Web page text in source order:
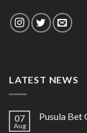
LATEST NEWS
07
Aug
Pusula Bet